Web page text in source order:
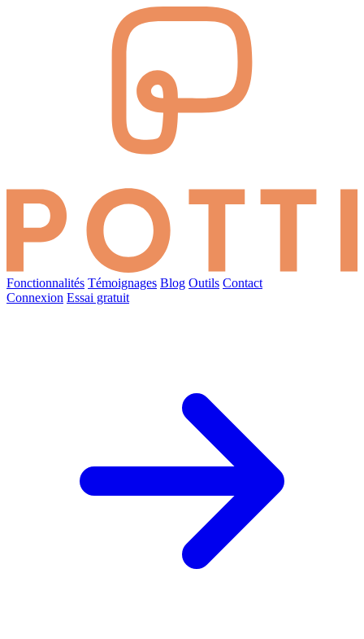
Fonctionnalités Témoignages Blog Outils Contact
Connexion Essai gratuit